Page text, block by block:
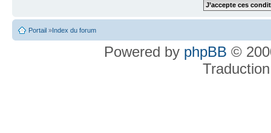
Portail »Index du forum
Powered by phpBB ©